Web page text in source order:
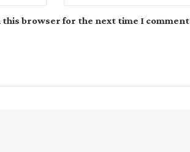
this browser for the next time I comment.